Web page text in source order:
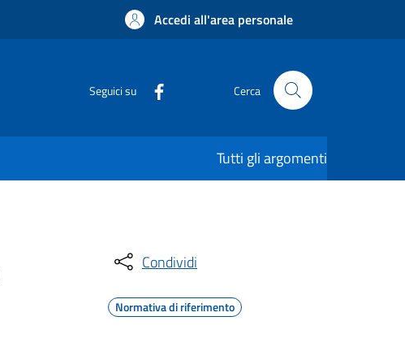
Accedi all'area personale
Seguici su Cerca
Tutti gli argomenti
Condividi
Normativa di riferimento